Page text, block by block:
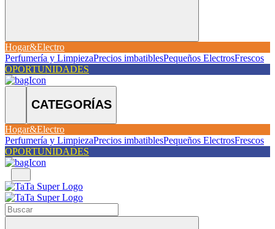
Hogar&Electro
Perfumería y LimpiezaPrecios imbatiblesPequeños ElectrosFrescos
OPORTUNIDADES
CATEGORÍAS
Hogar&Electro
Perfumería y LimpiezaPrecios imbatiblesPequeños ElectrosFrescos
OPORTUNIDADES